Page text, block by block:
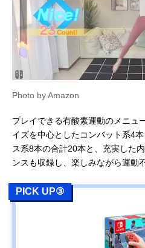
Photo by Amazon
プレイできる有酸素運動のメニュ
イズを中心としたコンバット系4
ス系8本の合計20本と、充実した
ンスも収録し、楽しみながら運動
PICK UP③